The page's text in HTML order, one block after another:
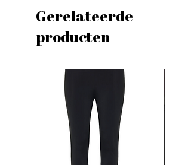
Gerelateerde
producten